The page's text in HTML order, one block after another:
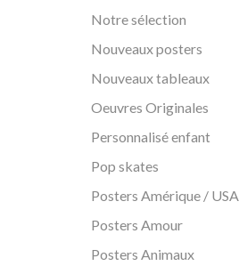
Notre sélection
Nouveaux posters
Nouveaux tableaux
Oeuvres Originales
Personnalisé enfant
Pop skates
Posters Amérique / USA
Posters Amour
Posters Animaux